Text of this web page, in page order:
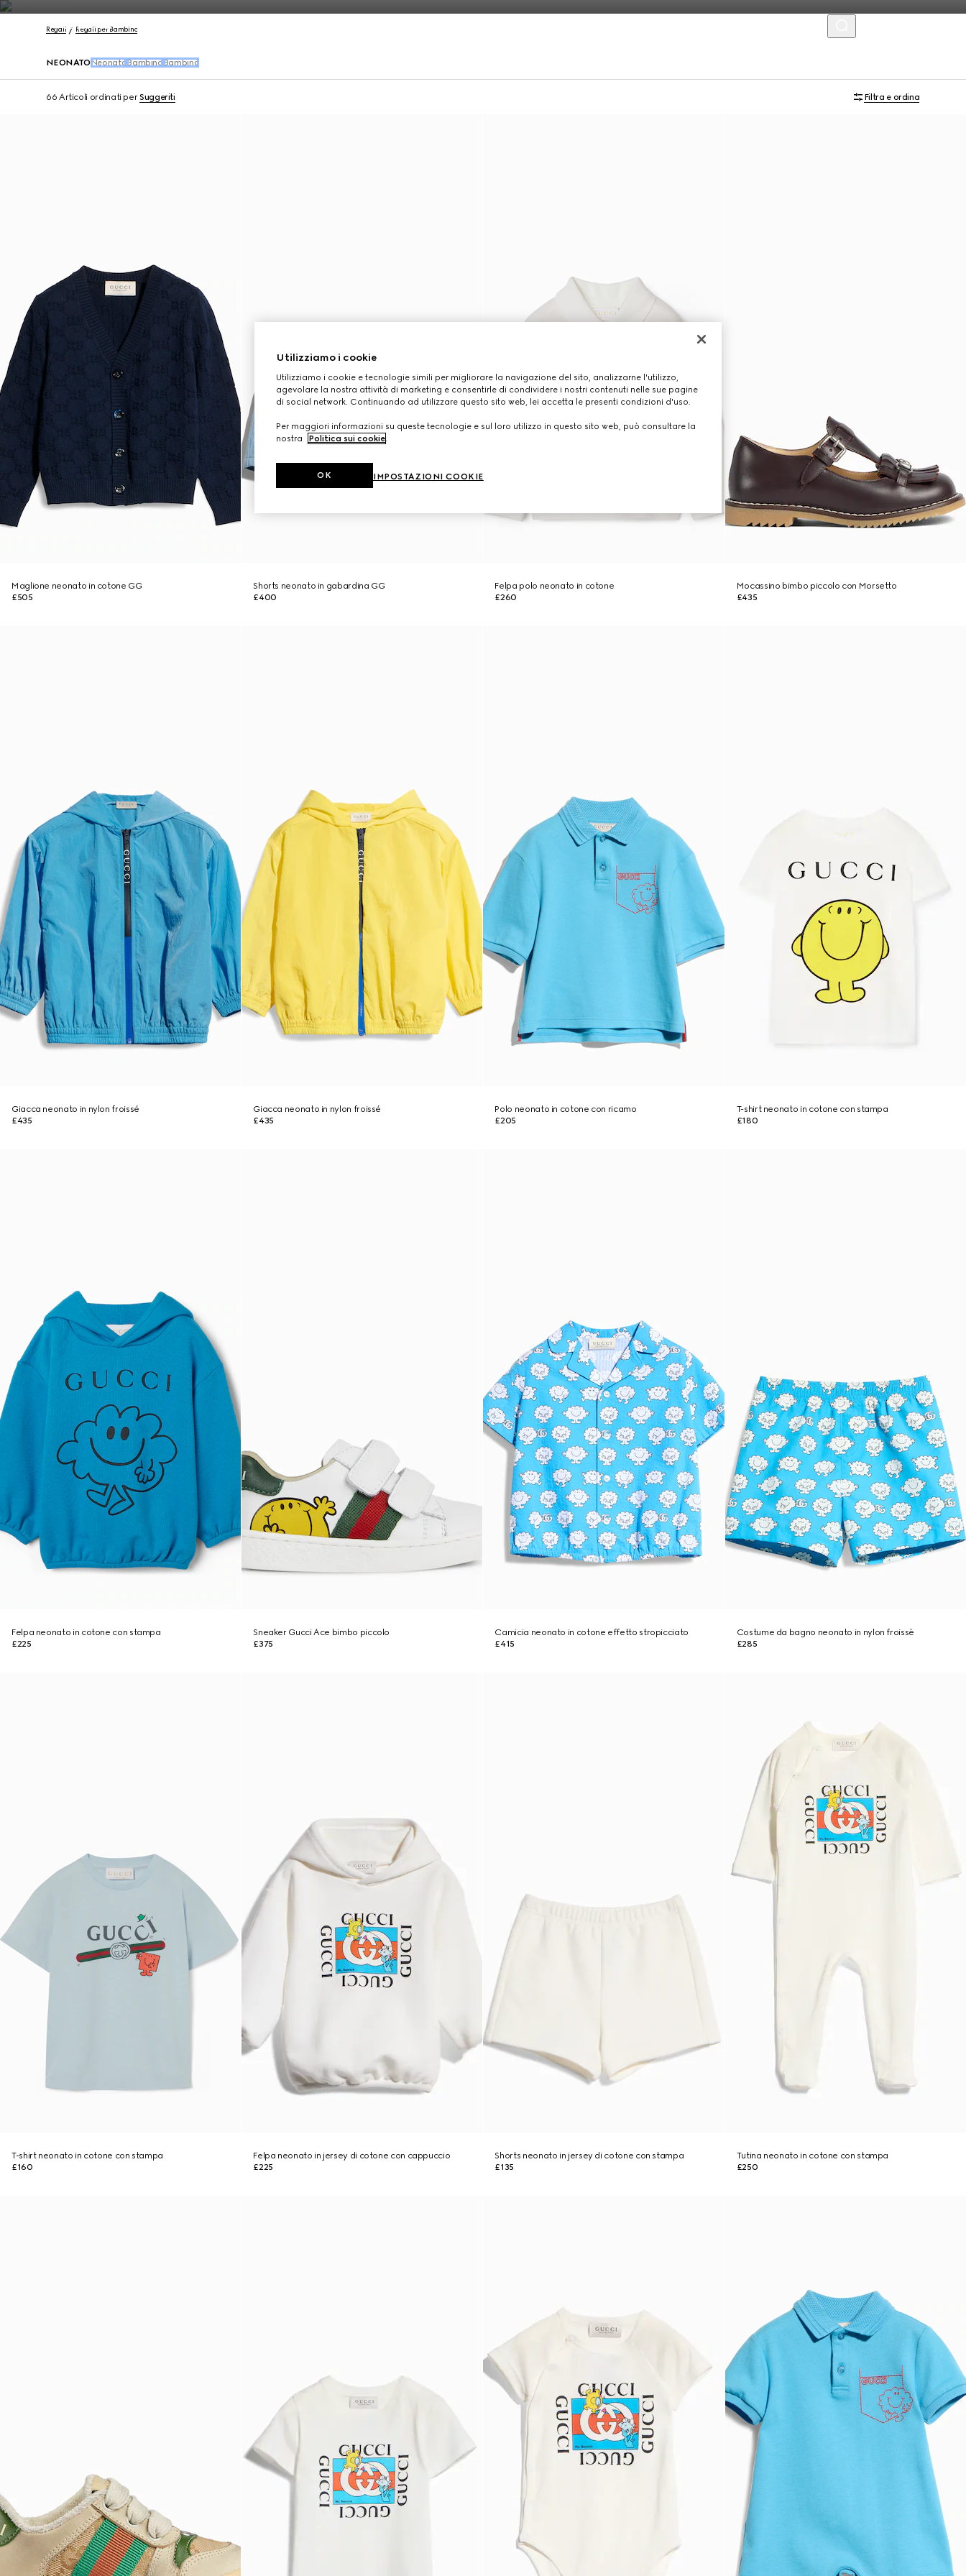
Contattaci
Regali Regali per Bambino
NEONATO Neonata Bambino Bambina
66 Articoli ordinati perSuggeriti Filtra e ordina
Maglione neonato in cotone GG
£505
Shorts neonato in gabardina GG
£400
Felpa polo neonato in cotone
£260
Mocassino bimbo piccolo con Morsetto
£435
Giacca neonato in nylon froissé
£435
Giacca neonato in nylon froissé
£435
Polo neonato in cotone con ricamo
£205
T-shirt neonato in cotone con stampa
£180
Felpa neonato in cotone con stampa
£225
Sneaker Gucci Ace bimbo piccolo
£375
Camicia neonato in cotone effetto stropicciato
£415
Costume da bagno neonato in nylon froissè
£285
T-shirt neonato in cotone con stampa
£160
Felpa neonato in jersey di cotone con cappuccio
£225
Shorts neonato in jersey di cotone con stampa
£135
Tutina neonato in cotone con stampa
£250
Utilizziamo i cookie
Utilizziamo i cookie e tecnologie simili per migliorare la navigazione del sito, analizzarne l'utilizzo,
agevolare la nostra attività di marketing e consentirle di condividere i nostri contenuti nelle sue pagine
di social network. Continuando ad utilizzare questo sito web, lei accetta le presenti condizioni d'uso.
Per maggiori informazioni su queste tecnologie e sul loro utilizzo in questo sito web, può consultare la
nostra
Politica sui cookie.
IMPOSTAZIONI COOKIE
OK